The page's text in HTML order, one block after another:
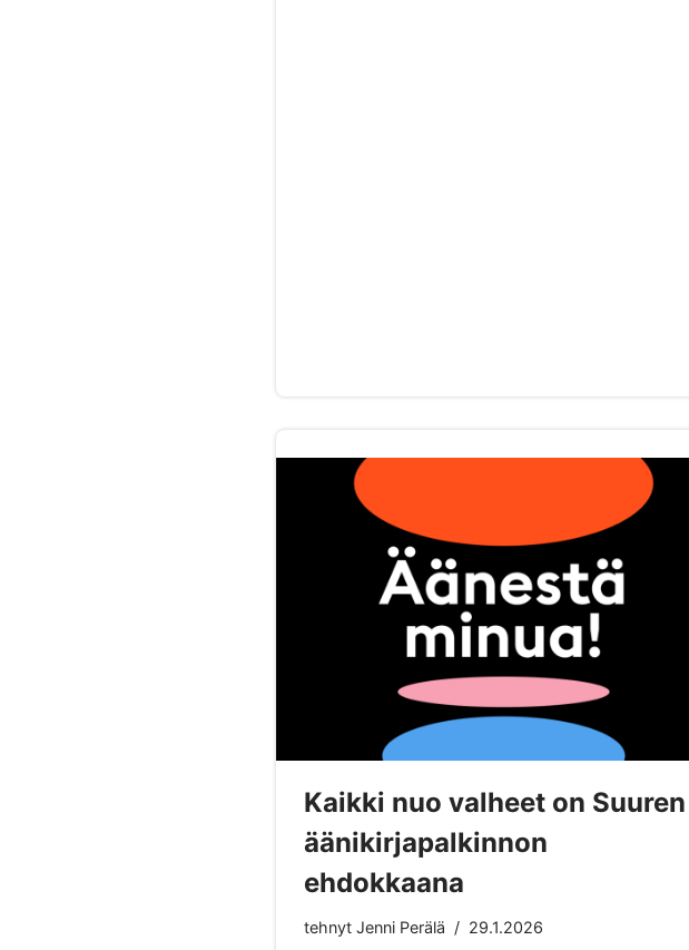
Kaikki nuo valheet on Suuren
äänikirjapalkinnon
ehdokkaana
tehnytJenni Perälä 29.1.2026